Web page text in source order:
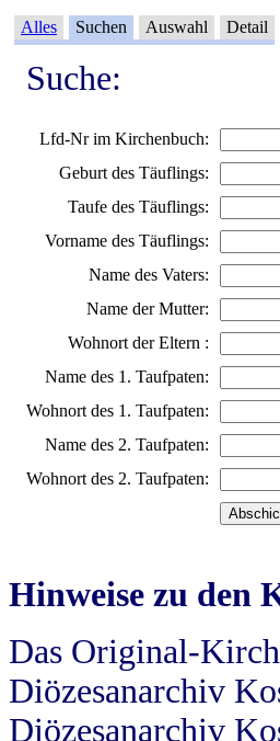
Alles Suchen Auswahl Detail
Suche:
Lfd-Nr im Kirchenbuch:
Geburt des Täuflings:
Taufe des Täuflings:
Vorname des Täuflings:
Name des Vaters:
Name der Mutter:
Wohnort der Eltern :
Name des 1. Taufpaten:
Wohnort des 1. Taufpaten:
Name des 2. Taufpaten:
Wohnort des 2. Taufpaten:
Hinweise zu den
Das Original-
Diözesanarchiv
Diözesanarchiv